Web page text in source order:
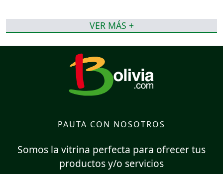
VER MÁS +
PAUTA CON NOSOTROS
Somos la vitrina perfecta para ofrecer tus
productos y/o servicios